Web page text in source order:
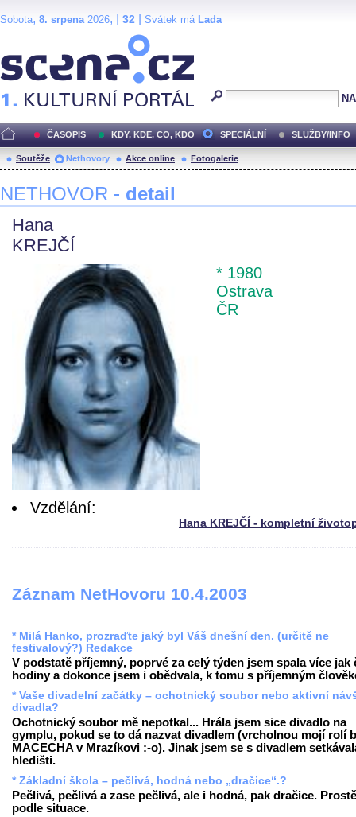
Sobota, 8. srpena2026, | 32 Svátek má Lada
ČASOPIS KDY, KDE, CO, KDO SPECIÁLNÍ SLUŽBY/INFO
Soutěže Nethovory Akce online Fotogalerie
NETHOVOR - detail
Hana
KREJČÍ
* 1980
Ostrava
ČR
Vzdělání:
Hana KREJČÍ - kompletní
Záznam NetHovoru 10.4.2003
* Milá Hanko, prozraďte jaký byl Váš dnešní den. (určitě ne
festivalový?) Redakce
V podstatě příjemný, poprvé za celý týden jsem spala více jak
hodiny a dokonce jsem i obědvala, k tomu s příjemným
* Vaše divadelní začátky – ochotnický soubor nebo aktivní
divadla?
Ochotnický soubor mě nepotkal... Hrála jsem sice divadlo na
gymplu, pokud se to dá nazvat divadlem (vrcholnou mojí rolí
MACECHA v Mrazíkovi :-o). Jinak jsem se s divadlem
hledišti.
* Základní škola – pečlivá, hodná nebo „dračice“.?
Pečlivá, pečlivá a zase pečlivá, ale i hodná, pak dračice. Prostě
podle situace.